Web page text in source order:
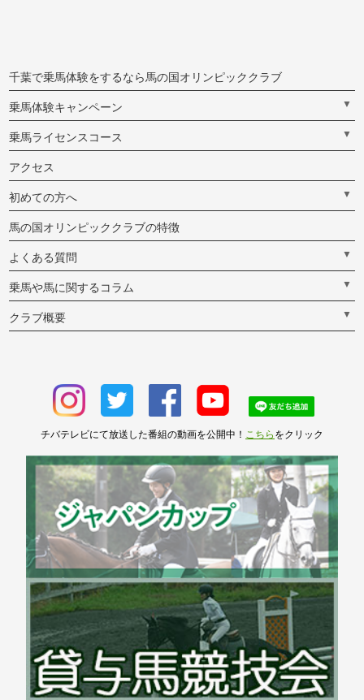
千葉で乗馬体験をするなら馬の国オリンピッククラブ
乗馬体験キャンペーン ▼
乗馬ライセンスコース ▼
アクセス
初めての方へ ▼
馬の国オリンピッククラブの特徴
よくある質問 ▼
乗馬や馬に関するコラム ▼
クラブ概要 ▼
チバテレビにて放送した番組の動画を公開中！ こちら をクリック